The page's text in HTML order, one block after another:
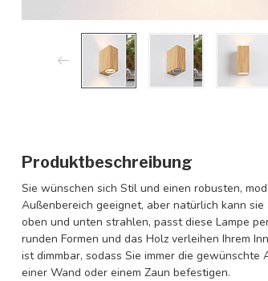
Produktbeschreibung
Sie wünschen sich Stil und einen robusten,
Außenbereich geeignet, aber natürlich kann
oben und unten strahlen, passt diese Lampe
runden Formen und das Holz verleihen Ihrem
ist dimmbar, sodass Sie immer die
einer Wand oder einem Zaun befestigen.